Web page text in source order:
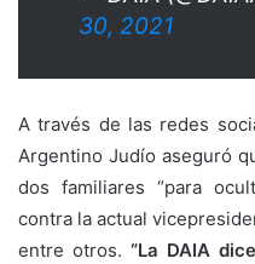
30, 2021
A través de las redes
Argentino Judío aseguró
dos familiares “para
contra la actual
entre otros. “La DAIA